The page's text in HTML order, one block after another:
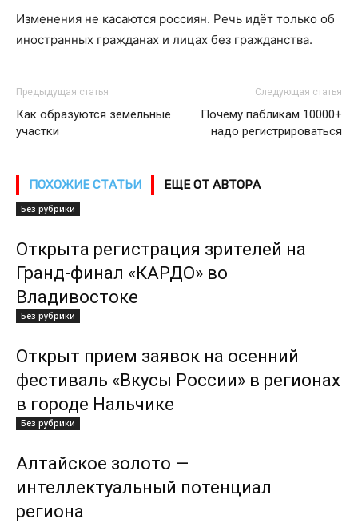
Изменения не касаются россиян. Речь идёт только об
иностранных гражданах и лицах без гражданства.
Предыдущая статья
Как образуются земельные
участки
Следующая статья
Почему пабликам 10000+
надо регистрироваться
ПОХОЖИЕ СТАТЬИ ЕЩЕ ОТ АВТОРА
Без рубрики
Открыта регистрация зрителей на
Гранд-финал «КАРДО» во
Владивостоке
Без рубрики
Открыт прием заявок на осенний
фестиваль «Вкусы России» в регионах
в городе Нальчике
Без рубрики
Алтайское золото —
интеллектуальный потенциал
региона